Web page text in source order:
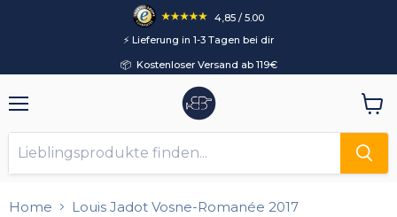
4,85 / 5.00
⚡️ Lieferung in 1-3 Tagen bei dir
📦 Kostenloser Versand ab 119€
Home Louis Jadot Vosne-Romanée 2017